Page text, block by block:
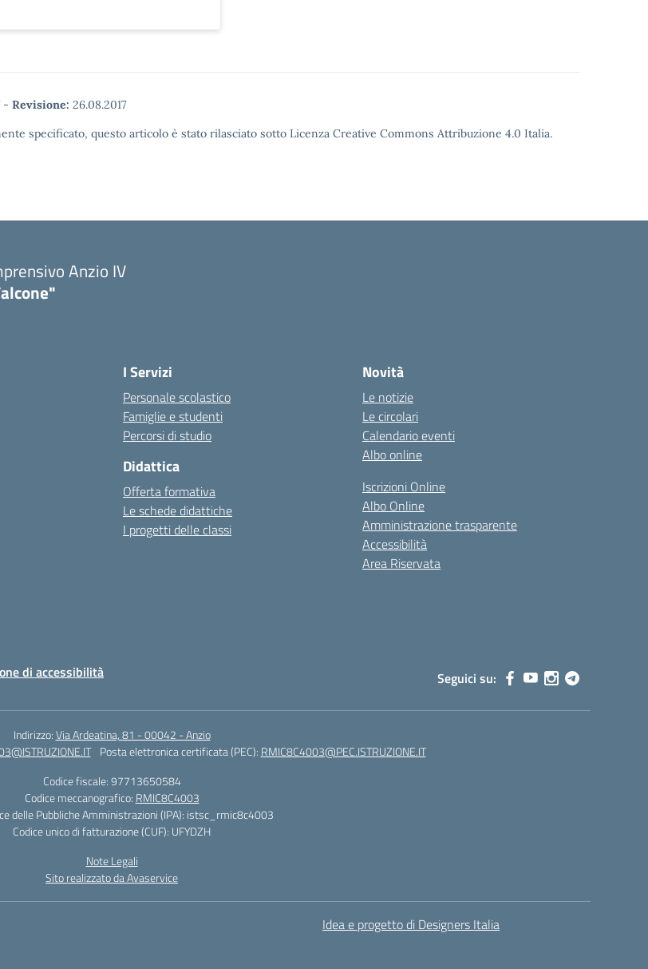
- Revisione: 26.08.2017
specificato, questo articolo è stato rilasciato sotto Licenza Creative Commons Attribuzione 4.0 Italia.
Anzio IV
I Servizi
Personale scolastico
Famiglie e studenti
Percorsi di studio
Didattica
Offerta formativa
Le schede didattiche
I progetti delle classi
Novità
Le notizie
Le circolari
Calendario eventi
Albo online
Iscrizioni Online
Albo Online
Amministrazione trasparente
Accessibilità
Area Riservata
di accessibilità Seguici su:
Indirizzo:Via Ardeatina, 81 - 00042 - Anzio
Posta elettronica certificata (PEC): RMIC8C4003@PEC.ISTRUZIONE.IT
Codice fiscale: 97713650584
Codice meccanografico: RMIC8C4003
delle Pubbliche Amministrazioni (IPA): istsc_rmic8c4003
Codice unico di fatturazione (CUF): UFYDZH
Note Legali
Sito realizzato da Avaservice
Idea e progetto di Designers Italia